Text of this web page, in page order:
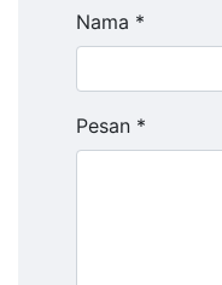
Nama *
Pesan *